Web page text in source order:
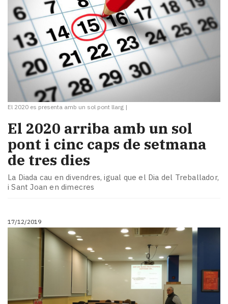
El 2020 es presenta amb un sol pont llarg |
El 2020 arriba amb un sol
pont i cinc caps de setmana
de tres dies
La Diada cau en divendres, igual que el Dia del Treballador,
i Sant Joan en dimecres
17/12/2019